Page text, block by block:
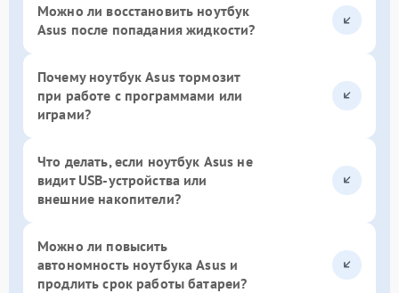
Можно ли восстановить ноутбук
Asus после попадания жидкости?
Почему ноутбук Asus тормозит
при работе с программами или
играми?
Что делать, если ноутбук Asus не
видит USB-устройства или
внешние накопители?
Можно ли повысить
автономность ноутбука Asus и
продлить срок работы батареи?